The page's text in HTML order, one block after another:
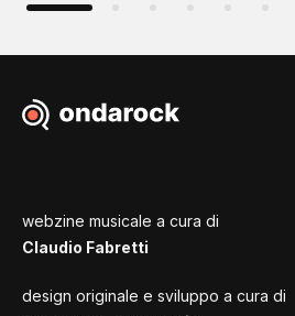
webzine musicale a cura di
Claudio Fabretti
design originale e sviluppo a cura di